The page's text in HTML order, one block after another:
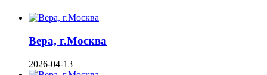
Вера, г.Москва
2026-04-13